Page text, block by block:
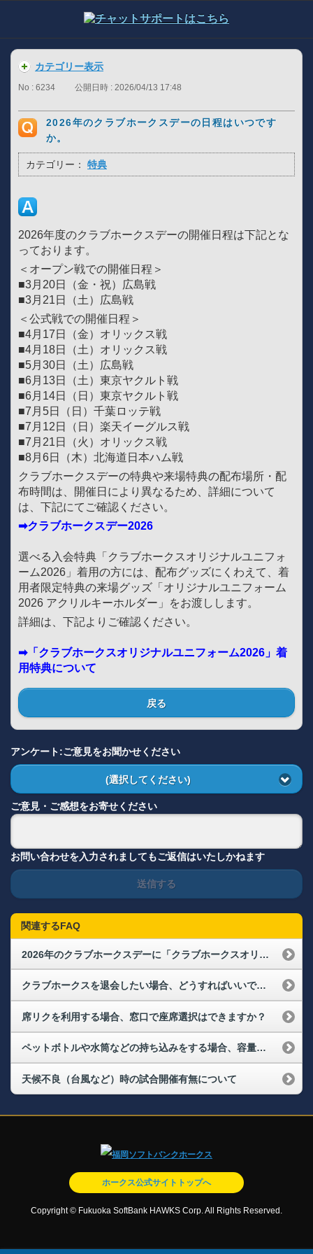
カテゴリー表示
No : 6234 公開日時 : 2026/04/13 17:48
2026年のクラブホークスデーの日程はいつです
か。
カテゴリー： 特典
2026年度のクラブホークスデーの開催日程は下記とな
っております。
＜オープン戦での開催日程＞
■3月20日（金・祝）広島戦
■3月21日（土）広島戦
＜公式戦での開催日程＞
■4月17日（金）オリックス戦
■4月18日（土）オリックス戦
■5月30日（土）広島戦
■6月13日（土）東京ヤクルト戦
■6月14日（日）東京ヤクルト戦
■7月5日（日）千葉ロッテ戦
■7月12日（日）楽天イーグルス戦
■7月21日（火）オリックス戦
■8月6日（木）北海道日本ハム戦
クラブホークスデーの特典や来場特典の配布場所・配
布時間は、開催日により異なるため、詳細について
は、下記にてご確認ください。
➡クラブホークスデー2026
選べる入会特典「クラブホークスオリジナルユニフォ
ーム2026」着用の方には、配布グッズにくわえて、着
用者限定特典の来場グッズ「オリジナルユニフォーム
2026 アクリルキーホルダー」をお渡しします。
詳細は、下記よりご確認ください。
➡「クラブホークスオリジナルユニフォーム2026」着
用特典について
戻る
アンケート:ご意見をお聞かせください
(選択してください)
ご意見・ご感想をお寄せください
お問い合わせを入力されましてもご返信はいたしかねます
送信する
関連するFAQ
2026年のクラブホークスデーに「クラブホークスオリジナルユニフォーム2026」着用をして来場したら何か特典はありますか。
クラブホークスを退会したい場合、どうすればいいですか？
席リクを利用する場合、窓口で座席選択はできますか？
ペットボトルや水筒などの持ち込みをする場合、容量など制限はありますか？
天候不良（台風など）時の試合開催有無について
ホークス公式サイトトップへ
Copyright © Fukuoka SoftBank HAWKS Corp. All Rights Reserved.